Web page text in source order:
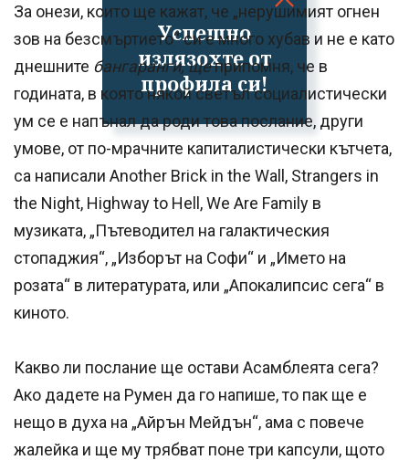
Успешно
излязохте от
профила си!
За онези, които ще кажат, че „нерушимият огнен
зов на безсмъртието“ си е много хубав и не е като
днешните бангаранги, щеприпомня, че в
годината, в която някой светъл социалистически
ум се е напънал да роди това послание, други
умове, от по-мрачните капиталистически кътчета,
са написали Another Brick in the Wall, Strangers in
the Night, Highway to Hell, We Are Family в
музиката, „Пътеводител на галактическия
стопаджия“, „Изборът на Софи“ и „Името на
розата“ в литературата, или „Апокалипсис сега“ в
киното.
Какво ли послание ще остави Асамблеята сега?
Ако дадете на Румен да го напише, то пак ще е
нещо в духа на „Айрън Мейдън“, ама с повече
жалейка и ще му трябват поне три капсули, щото